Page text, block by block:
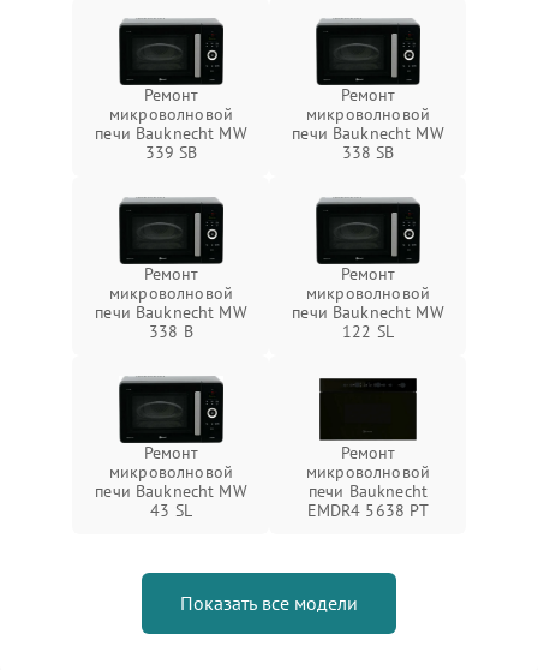
Ремонт
микроволновой
печи Bauknecht MW
339 SB
Ремонт
микроволновой
печи Bauknecht MW
338 SB
Ремонт
микроволновой
печи Bauknecht MW
338 B
Ремонт
микроволновой
печи Bauknecht MW
122 SL
Ремонт
микроволновой
печи Bauknecht MW
43 SL
Ремонт
микроволновой
печи Bauknecht
EMDR4 5638 PT
Показать все модели